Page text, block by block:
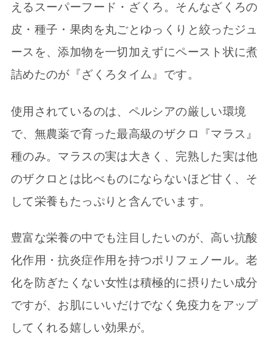
えるスーパーフード・ざくろ。そんなざくろの
皮・種子・果肉を丸ごとゆっくりと絞ったジュ
ースを、添加物を一切加えずにペースト状に煮
詰めたのが『ざくろタイム』です。
使用されているのは、ペルシアの厳しい環境
で、無農薬で育った最高級のザクロ『マラス』
種のみ。マラスの実は大きく、完熟した実は他
のザクロとは比べものにならないほど甘く、そ
して栄養もたっぷりと含んでいます。
豊富な栄養の中でも注目したいのが、高い抗酸
化作用・抗炎症作用を持つポリフェノール。老
化を防ぎたくない女性は積極的に摂りたい成分
ですが、お肌にいいだけでなく免疫力をアップ
してくれる嬉しい効果が。